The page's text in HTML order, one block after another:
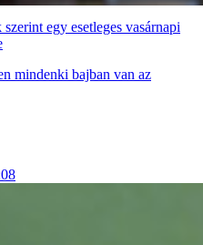
egy esetleges vasárnapi
mindenki bajban van az